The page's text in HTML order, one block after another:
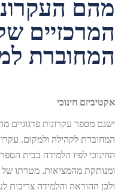
מהם
המרכזיים
המחוברת
אקטיביזם חינוכי
ישנם מספר עקרונות פדגוגיים
המחוברת לקהילה ולמקום.
החינוכי לפיו הלמידה בבית
ומנותקת מהמציאות. מטרתו של
ולכן ההוראה והלמידה צריכות